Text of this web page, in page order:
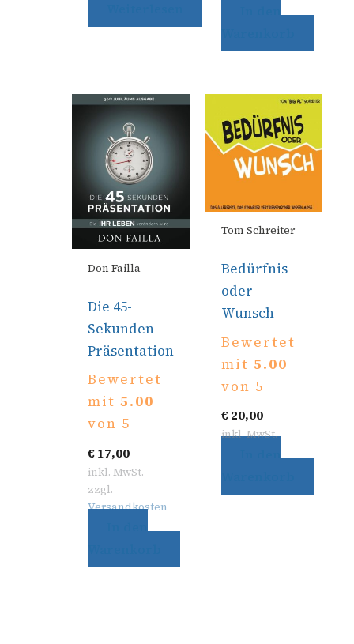
Don Failla
Die 45-
Sekunden
Präsentation
Bewertet
mit5.00
von 5
€17,00
inkl. MwSt.
zzgl.
Versandkosten
In den
Tom Schreiter
Bedürfnis
oder
Wunsch
Bewertet
mit 5.00
von 5
€20,00
inkl. MwSt.